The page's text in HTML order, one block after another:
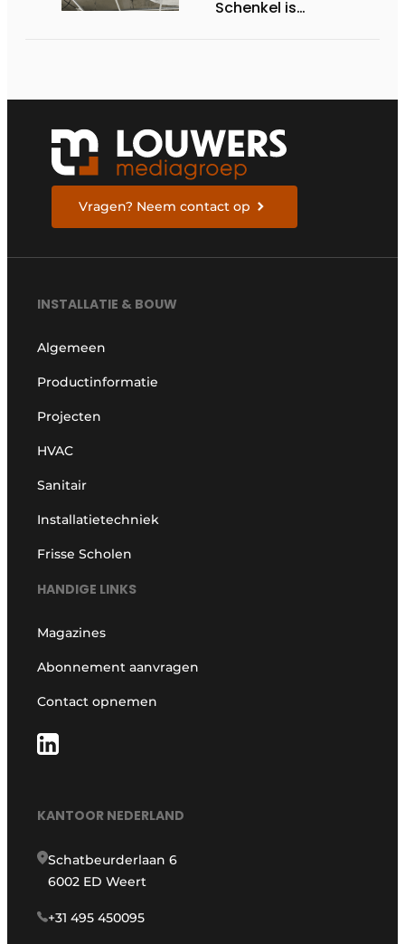
Schenkel is
Vragen? Neem contact op
INSTALLATIE & BOUW
Algemeen
Productinformatie
Projecten
HVAC
Sanitair
Installatietechniek
Frisse Scholen
HANDIGE LINKS
Magazines
Abonnement aanvragen
Contact opnemen
KANTOOR NEDERLAND
Schatbeurderlaan 6
6002 ED Weert
+31 495 450095